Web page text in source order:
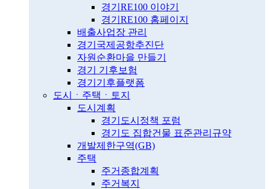
경기RE100 이야기
경기RE100 홈페이지
배출사업장 관리
경기국제공항추진단
자원순환마을 만들기
경기 기후보험
경기기후플랫폼
도시ㆍ주택ㆍ토지
도시계획
경기도시정책 포럼
경기도 집합건물 표준관리규약
개발제한구역(GB)
주택
주거종합계획
주거복지